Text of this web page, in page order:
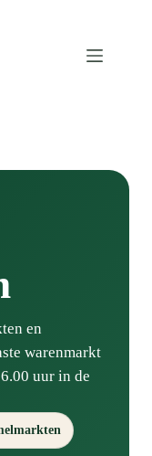
en
warenmarkt
uur in de